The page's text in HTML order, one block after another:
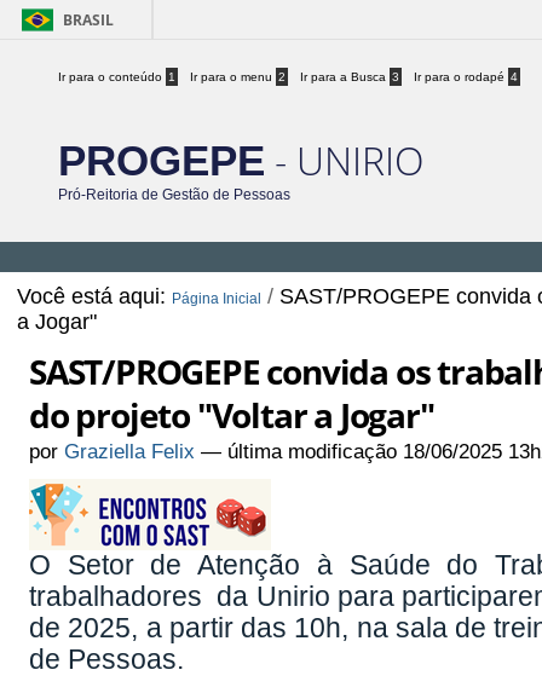
BRASIL
Ir para o conteúdo 1 Ir para o menu 2 Ir para a Busca 3 Ir para o rodapé 4
PROGEPE - UNIRIO
Pró-Reitoria de Gestão de Pessoas
Você está aqui: Página Inicial / SAST/PROGEPE convida
a Jogar"
SAST/PROGEPE convida os
do projeto "Voltar a Jogar"
porGraziella Felix — última modificação 18/06/2025
O Setor de Atenção à Saúde do
trabalhadores da Unirio para
de 2025, a partir das 10h, na sala de
de Pessoas.